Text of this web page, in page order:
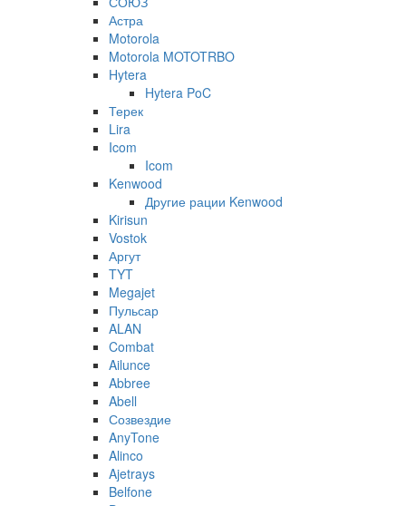
Астра
Motorola
Motorola MOTOTRBO
Hytera
Hytera PoC
Терек
Lira
Icom
Icom
Kenwood
Другие рации Kenwood
Kirisun
Vostok
Аргут
TYT
Megajet
Пульсар
ALAN
Combat
Ailunce
Abbree
Abell
Созвездие
AnyTone
Alinco
Ajetrays
Belfone